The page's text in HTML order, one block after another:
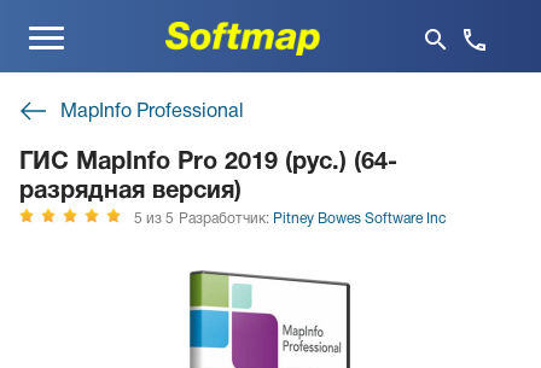
Меню
MapInfo Professional
ГИС MapInfo Pro 2019 (рус.) (64-
разрядная версия)
5 из 5 Разработчик: Pitney Bowes Software Inc